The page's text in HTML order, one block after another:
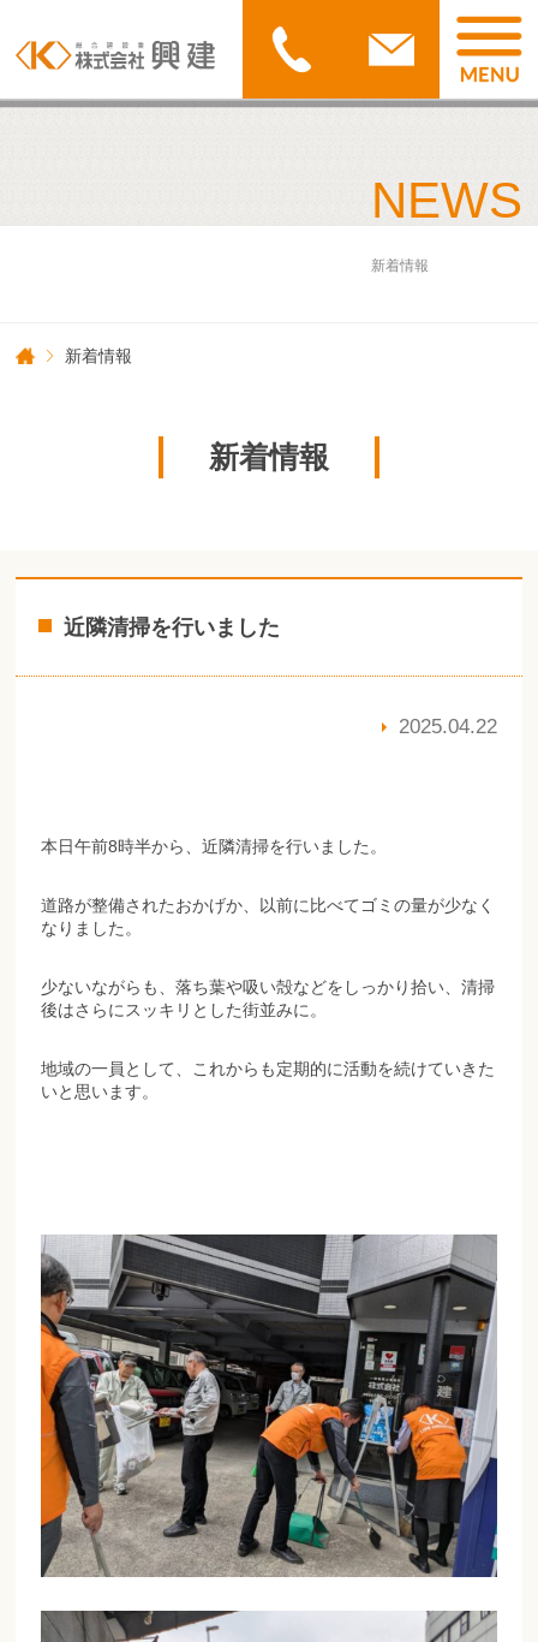
NEWS
新着情報
新着情報
新着情報
近隣清掃を行いました
2025.04.22
本日午前8時半から、近隣清掃を行いました。
道路が整備されたおかげか、以前に比べてゴミの量が少なく
なりました。
少ないながらも、落ち葉や吸い殻などをしっかり拾い、清掃
後はさらにスッキリとした街並みに。
地域の一員として、これからも定期的に活動を続けていきた
いと思います。